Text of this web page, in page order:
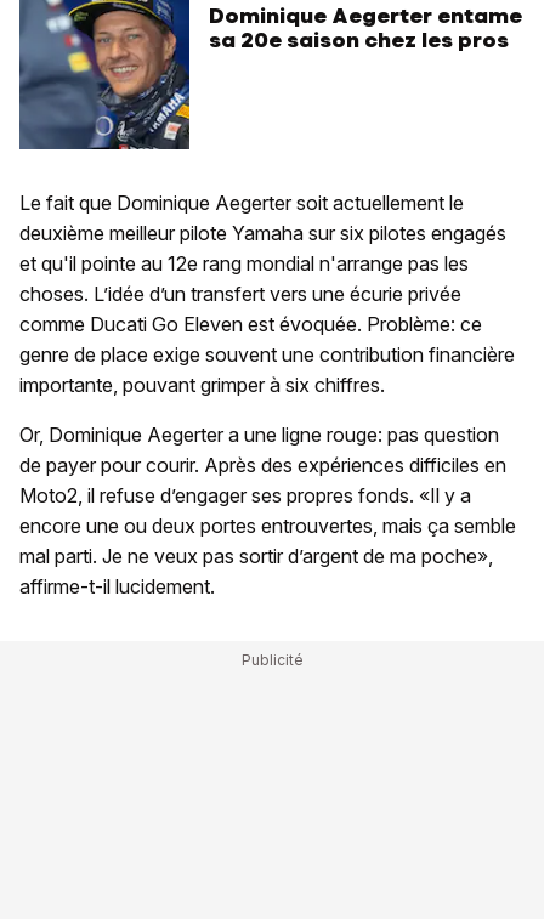
Dominique Aegerter entame
sa 20e saison chez les pros
Le fait que Dominique Aegerter soit actuellement le
deuxième meilleur pilote Yamaha sur six pilotes engagés
et qu'il pointe au 12e rang mondial n'arrange pas les
choses. L’idée d’un transfert vers une écurie privée
comme Ducati Go Eleven est évoquée. Problème: ce
genre de place exige souvent une contribution financière
importante, pouvant grimper à six chiffres.
Or, Dominique Aegerter a une ligne rouge: pas question
de payer pour courir. Après des expériences difficiles en
Moto2, il refuse d’engager ses propres fonds. «Il y a
encore une ou deux portes entrouvertes, mais ça semble
mal parti. Je ne veux pas sortir d’argent de ma poche»,
affirme-t-il lucidement.